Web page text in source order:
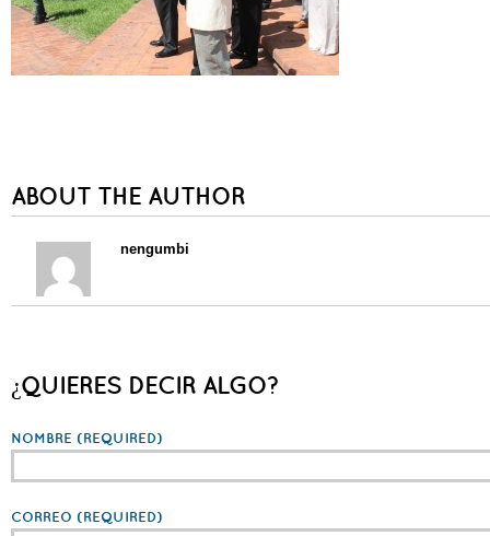
ABOUT THE AUTHOR
nengumbi
¿QUIERES DECIR ALGO?
NOMBRE (REQUIRED)
CORREO (REQUIRED)